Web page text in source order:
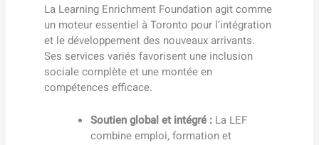
La Learning Enrichment Foundation agit comme
un moteur essentiel à Toronto pour l’intégration
et le développement des nouveaux arrivants.
Ses services variés favorisent une inclusion
sociale complète et une montée en
compétences efficace.
Soutien global et intégré : La LEF
combine emploi, formation et